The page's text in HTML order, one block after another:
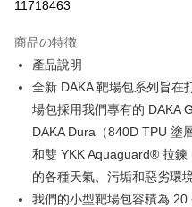
合作金庫商業銀行
華南商業銀行
上海商業儲蓄銀行
国泰世華商業銀行
台湾中小企業銀行
聯邦商業銀行
元大商業銀行
玉山商業銀行
LINE Pay
JKOPAY
Easy Wallet
11718463
商品の特徴
產品說明
全新 DAKA 靶場包系列旨在
場包採用我們專有的 DAKA
DAKA Dura（840D TPU 塗
和雙 YKK Aquaguard® 拉鍊
的各種天氣、污垢和惡劣環境
我們的小型靶場包容積為